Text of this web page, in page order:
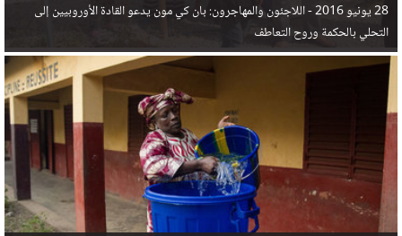
28 يونيو 2016 -
اللاجئون والمهاجرون: بان كي مون يدعو القادة الأوروبيين إلى
التحلي بالحكمة وروح التعاطف